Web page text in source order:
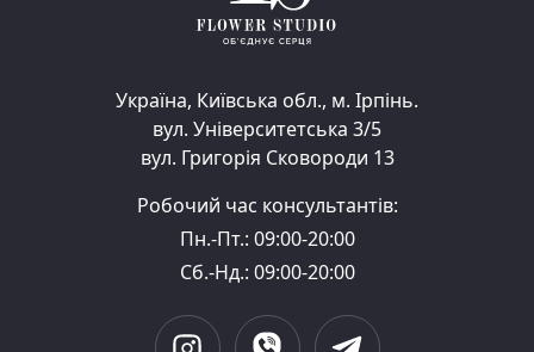
Україна, Київська обл., м. Ірпінь.
вул. Університетська 3/5
вул. Григорія Сковороди 13
Робочий час консультантів:
Пн.-Пт.: 09:00-20:00
Сб.-Нд.: 09:00-20:00